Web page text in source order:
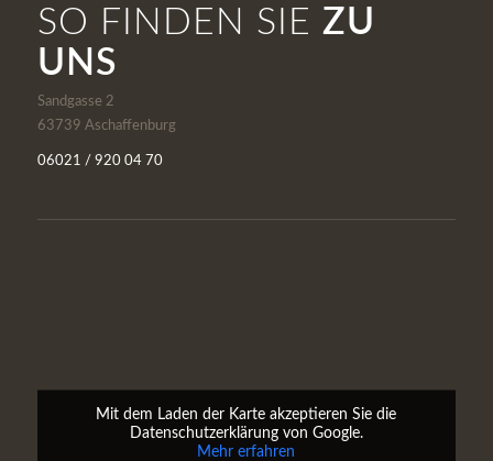
SO FINDEN SIE ZU
UNS
Sandgasse 2
63739 Aschaffenburg
06021 / 920 04 70
Mit dem Laden der Karte akzeptieren Sie die
Datenschutzerklärung von Google.
Mehr erfahren